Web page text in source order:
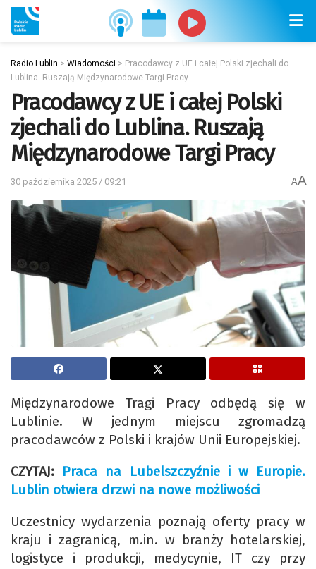
Radio Lublin > Wiadomości > Pracodawcy z UE i całej Polski zjechali do
Lublina. Ruszają Międzynarodowe Targi Pracy
Pracodawcy z UE i całej Polski
zjechali do Lublina. Ruszają
Międzynarodowe Targi Pracy
30 października 2025 / 09:21 AA
Międzynarodowe Tragi Pracy odbędą się w
Lublinie. W jednym miejscu zgromadzą
pracodawców z Polski i krajów Unii Europejskiej.
CZYTAJ: Praca na Lubelszczyźnie i w Europie.
Lublin otwiera drzwi na nowe możliwości
Uczestnicy wydarzenia poznają oferty pracy w
kraju i zagranicą, m.in. w branży hotelarskiej,
logistyce i produkcji, medycynie, IT czy przy